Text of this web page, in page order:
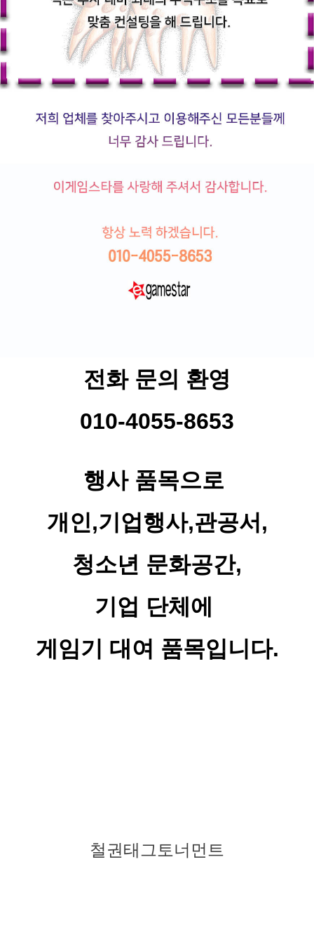
전화 문의 환영
010-4055-8653
행사 품목으로
개인,기업행사,관공서,
청소년 문화공간,
기업 단체에
게임기 대여 품목입니다.
철권태그토너먼트